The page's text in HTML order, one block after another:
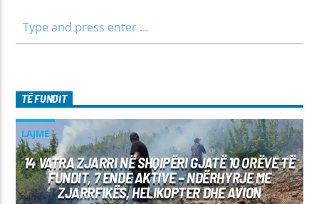
TË FUNDIT
LAJME
14 VATRA ZJARRI NË SHQIPËRI GJATË 10 ORËVE TË
FUNDIT, 7 ENDE AKTIVE – NDËRHYRJE ME
ZJARRFIKËS, HELIKOPTER DHE AVION